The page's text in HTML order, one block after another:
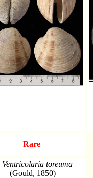
Rare
Ventricolaria toreuma
(Gould, 1850)